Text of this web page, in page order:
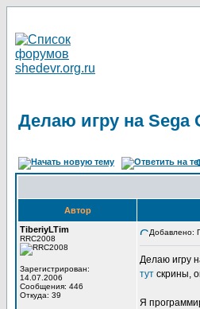
Делаю игру на Sega
Автор
TiberiyLTim
RRC2008
Зарегистрирован:
14.07.2006
Сообщения: 446
Откуда: 39
Добавлено:
Делаю игру
тут скрины,
Я